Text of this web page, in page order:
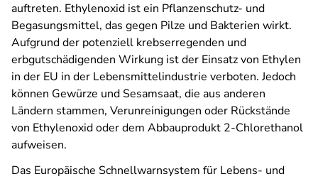
auftreten. Ethylenoxid ist ein Pflanzenschutz- und
Begasungsmittel, das gegen Pilze und Bakterien wirkt.
Aufgrund der potenziell krebserregenden und
erbgutschädigenden Wirkung ist der Einsatz von Ethylen
in der EU in der Lebensmittelindustrie verboten. Jedoch
können Gewürze und Sesamsaat, die aus anderen
Ländern stammen, Verunreinigungen oder Rückstände
von Ethylenoxid oder dem Abbauprodukt 2-Chlorethanol
aufweisen.
Das Europäische Schnellwarnsystem für Lebens- und